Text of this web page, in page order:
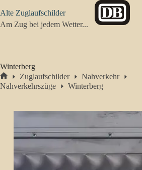
Inhalt
springen
Alte Zuglaufschilder
Am Zug bei jedem Wetter...
Winterberg
Start
Zuglaufschilder
Nahverkehr
Nahverkehrszüge
Winterberg